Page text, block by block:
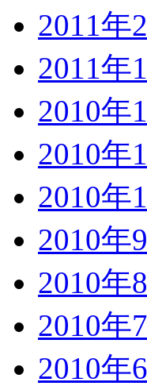
2011年
2011年
2010年
2010年
2010年
2010年
2010年
2010年
2010年